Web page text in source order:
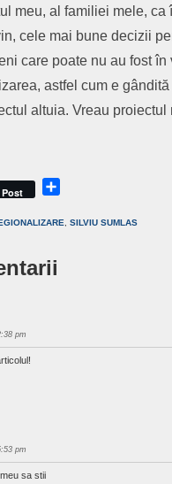
meu, al familiei mele, ca
cele mai bune decizii
care poate nu au fost
astfel cum e
altuia. Vreau proiectul
Post
SILVIU SUMLAS
pm
pm
sa stii